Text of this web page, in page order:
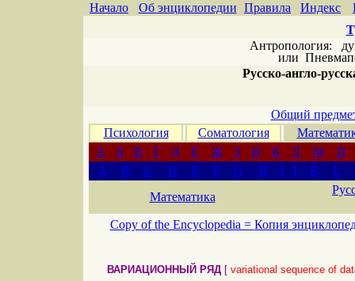
Начало Об энциклопедии Правила Индекс
Антропология:
или
Русско-англо-
Общий
Психология
Соматология
А
Б В Г Д Е Ж З И К Л М
Н
A
B C D E F G H I J K
L
Математика
Copy of the Encyclopedia = Копия
ВАРИАЦИОННЫЙ РЯД [ variational sequence of